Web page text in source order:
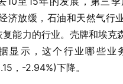
济放缓，石油和天然气行
复能力的行业。壳牌和埃克
显示，这个行业哪些业
，-2.94%)下降。